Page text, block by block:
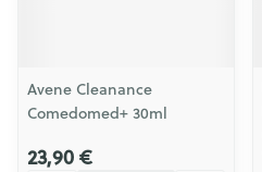
Avene Cleanance
Comedomed+ 30ml
23,90 €